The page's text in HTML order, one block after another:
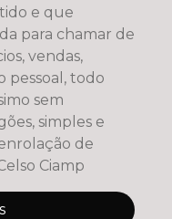
e que
para chamar de
vendas,
pessoal, todo
sem
simples e
de
Ciamp